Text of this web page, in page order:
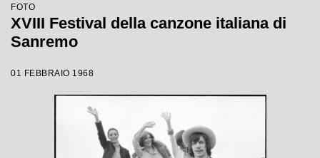
FOTO
XVIII Festival della canzone italiana di
Sanremo
01 FEBBRAIO 1968